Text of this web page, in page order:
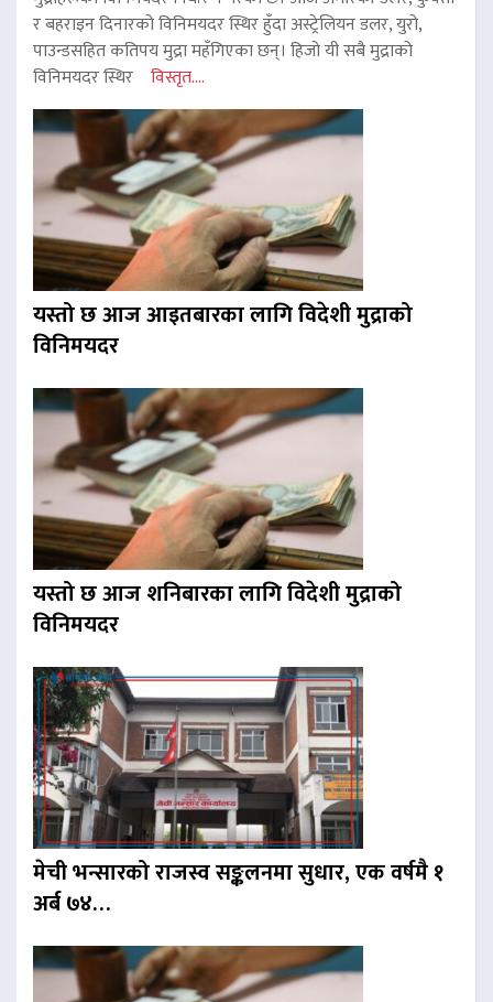
र बहराइन दिनारको विनिमयदर स्थिर हुँदा अस्ट्रेलियन डलर, युरो,
पाउन्डसहित कतिपय मुद्रा महँगिएका छन्। हिजो यी सबै मुद्राको
विनिमयदर स्थिर विस्तृत....
यस्तो छ आज आइतबारका लागि विदेशी मुद्राको
विनिमयदर
यस्तो छ आज शनिबारका लागि विदेशी मुद्राको
विनिमयदर
मेची भन्सारको राजस्व सङ्कलनमा सुधार, एक वर्षमै १
अर्ब ७४…